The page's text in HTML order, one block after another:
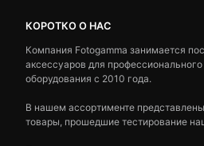
КОРОТКО О НАС
Компания Fotogamma занимается
аксессуаров для
оборудования с 2010 года.
В нашем ассортименте
товары, прошедшие тестирование